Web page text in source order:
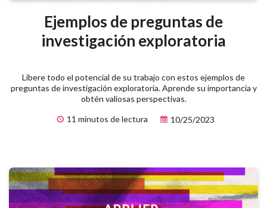
Ejemplos de preguntas de
investigación exploratoria
Libere todo el potencial de su trabajo con estos ejemplos de
preguntas de investigación exploratoria. Aprende su importancia y
obtén valiosas perspectivas.
11 minutos de lectura
10/25/2023